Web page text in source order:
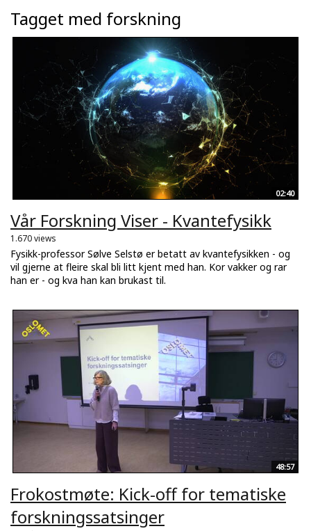
Tagget med forskning
02:40
Vår Forskning Viser - Kvantefysikk
1.670 views
Fysikk-professor Sølve Selstø er betatt av kvantefysikken - og
vil gjerne at fleire skal bli litt kjent med han. Kor vakker og rar
han er - og kva han kan brukast til.
48:57
Frokostmøte: Kick-off for tematiske
forskningssatsinger